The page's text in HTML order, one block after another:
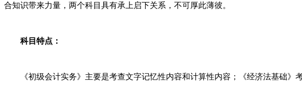
合知识带来力量，两个科目具有承上启下关系，不可厚此薄彼。
科目特点：
《初级会计实务》主要是考查文字记忆性内容和计算性内容；《经济法基础》